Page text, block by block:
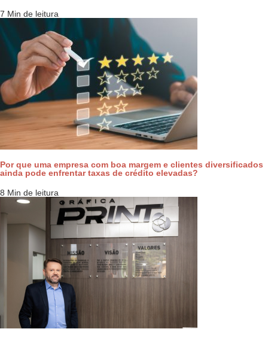
7 Min de leitura
Por que uma empresa com boa margem e clientes diversificados
ainda pode enfrentar taxas de crédito elevadas?
8 Min de leitura